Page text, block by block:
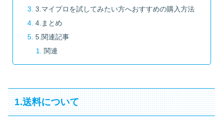
3.マイプロを試してみたい方へおすすめの購入方法
4.まとめ
5.関連記事
関連
1.送料について